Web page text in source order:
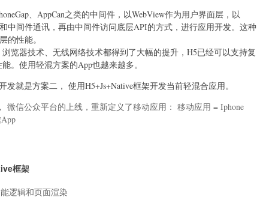
、AppCan之类的中间件，以WebView作为用户界面层，以
中间件通讯，再由中间件访问底层API的方式，进行应用开发。这种
的性能。
览器技术、无线网络技术都得到了大幅的提升，H5已经可以支持复
。使用轻混方案的App也越来越多。
发就是方案二， 使用H5+Js+Native框架开发当前轻混合应用。
微信公众平台的上线，重新定义了移动应用： 移动应用 = Iphone
框架
逻辑和页面渲染